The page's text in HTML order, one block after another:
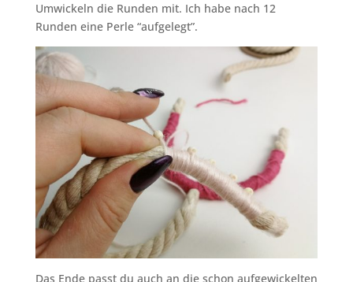
Umwickeln die Runden mit. Ich habe nach 12
Runden eine Perle “aufgelegt”.
Das Ende passt du auch an die schon aufgewickelten